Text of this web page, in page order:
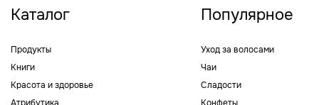
Каталог
Продукты
Книги
Красота и здоровье
Популярное
Уход за волосами
Чаи
Сладости